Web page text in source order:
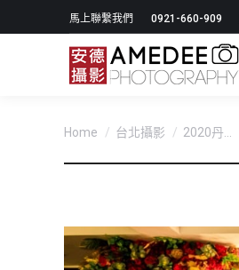
馬上聯繫我們 0921-660-909
You are here:
Home 台北攝影 2020丹...